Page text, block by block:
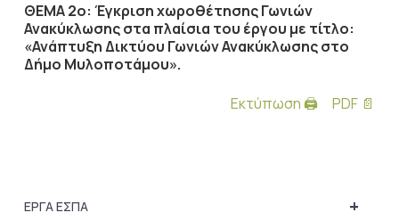
ΘΕΜΑ 2ο: Έγκριση χωροθέτησης Γωνιών
Ανακύκλωσης στα πλαίσια του έργου με τίτλο:
«Ανάπτυξη Δικτύου Γωνιών Ανακύκλωσης στο
Δήμο Μυλοποτάμου».
Εκτύπωση 🖨
PDF 📄
+
ΕΡΓΑ ΕΣΠΑ